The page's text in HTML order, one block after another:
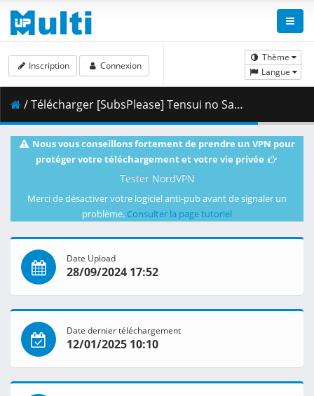
Thème
Langue
Inscription Connexion
/ Télécharger [SubsPlease] Tensui no Sakuna-hime - 13 (1080p) [401A9DD8].mkv.002 ( 394.58 MB )
Nous vous conseillons fortement de prendre un VPN pour
protéger votre téléchargement et votre vie privée
Tester NordVPN
Merci de désactiver votre logiciel anti-pub avant de signaler un
problème. Consulter la page tutoriel
Date Upload
28/09/2024 17:52
Date dernier téléchargement
12/01/2025 10:10